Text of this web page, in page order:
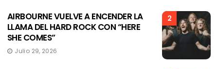
2
AIRBOURNE VUELVE A ENCENDER LA
LLAMA DEL HARD ROCK CON “HERE
SHE COMES”
Julio 29, 2026